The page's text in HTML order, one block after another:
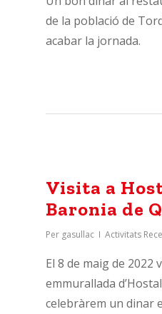
de la població de
acabar la jornada.
Visita a
Baronia de
Per gasullac Activitats
El 8 de maig de 2022
emmurallada
celebràrem un dinar